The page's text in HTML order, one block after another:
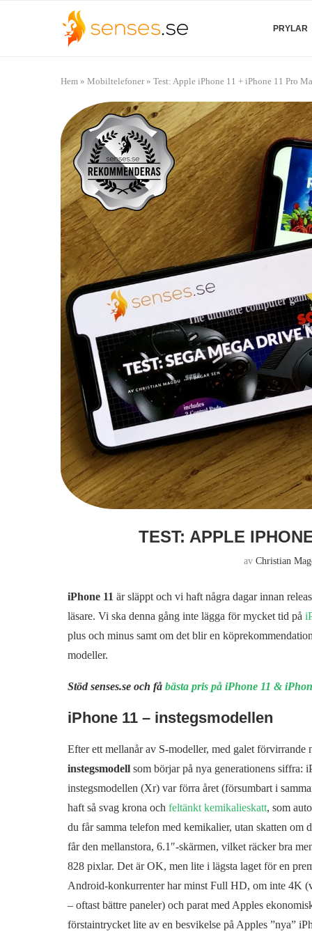
PRYLAR
Hem » Mobiltelefoner» Test: Apple iPhone 11 + iPhone 11 Pro
TEST: APPLE
avChristian
iPhone 11 är släppt och vi haft några dagar innan
läsare. Vi ska denna gång inte lägga för mycket tid på
plus och minus samt om det blir en
modeller.
Stöd senses.se och få bästa pris på iPhone 11 &
iPhone 11 – instegsmodellen
Efter ett mellanår av S-modeller, med galet förvirrande
instegsmodellsom börjar på nya generationens siffra:
instegsmodellen (Xr) var förra året (försumbart i
haft så svag krona och feltänkt kemikalieskatt, som
du får samma telefon med kemikalier, utan skatten
får den mellanstora, 6.1″-skärmen, vilket räcker bra
828 pixlar. Det är OK, men lite i lägsta laget för en
Android-konkurrenter har minst Full HD, om inte 4K
– oftast bättre paneler) och parat med Apples
förstaintrycket lite av en besvikelse på Apples ”nya”